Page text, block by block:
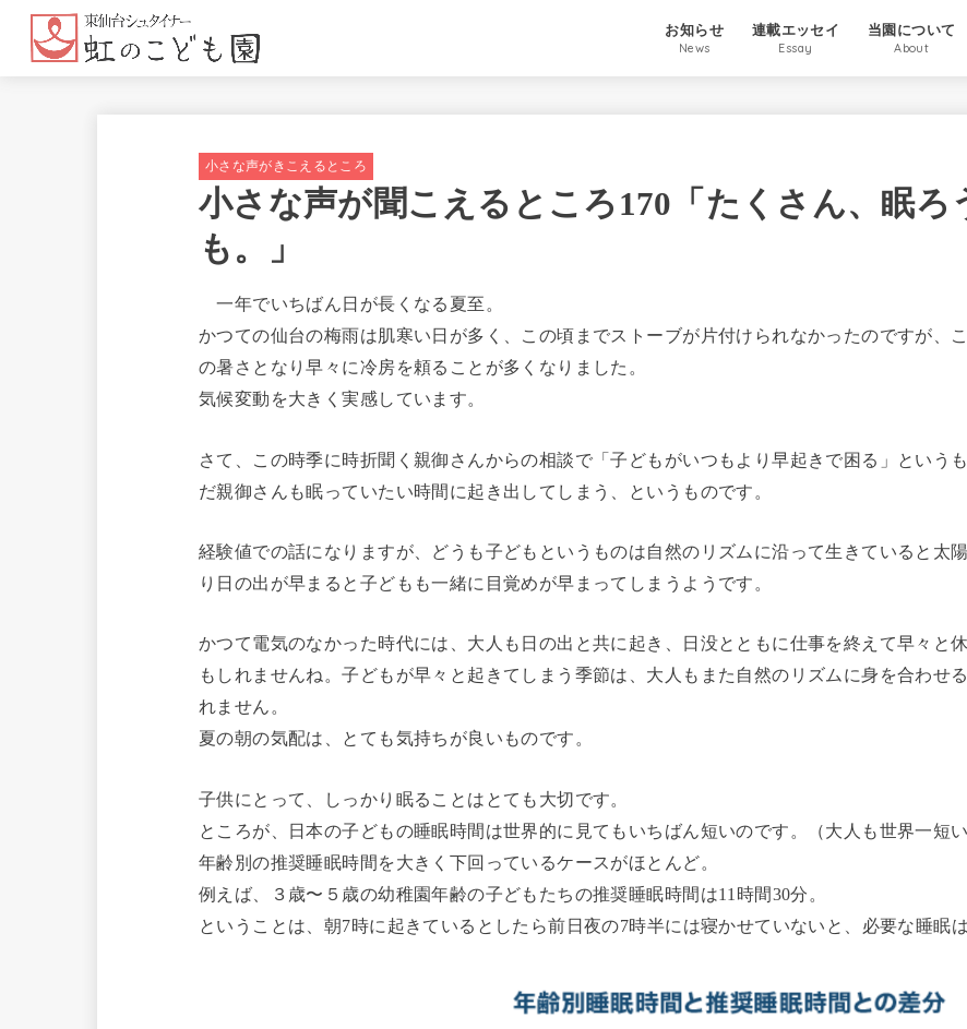
お知らせ
News
連載エッセイ
Essay
当園について
About
小さな声がきこえるところ
小さな声が聞こえるところ170「たくさん、眠ろ
も。」
一年でいちばん日が長くなる夏至。
かつての仙台の梅雨は肌寒い日が多く、この頃までストーブが片付けられなかったのですが、
の暑さとなり早々に冷房を頼ることが多くなりました。
気候変動を大きく実感しています。
さて、この時季に時折聞く親御さんからの相談で「子どもがいつもより早起きで困る」という
だ親御さんも眠っていたい時間に起き出してしまう、というものです。
経験値での話になりますが、どうも子どもというものは自然のリズムに沿って生きていると太
り日の出が早まると子どもも一緒に目覚めが早まってしまうようです。
かつて電気のなかった時代には、大人も日の出と共に起き、日没とともに仕事を終えて早々と
もしれませんね。子どもが早々と起きてしまう季節は、大人もまた自然のリズムに身を合わせ
れません。
夏の朝の気配は、とても気持ちが良いものです。
子供にとって、しっかり眠ることはとても大切です。
ところが、日本の子どもの睡眠時間は世界的に見てもいちばん短いのです。（大人も世界一短い
年齢別の推奨睡眠時間を大きく下回っているケースがほとんど。
例えば、３歳〜５歳の幼稚園年齢の子どもたちの推奨睡眠時間は11時間30分。
ということは、朝7時に起きているとしたら前日夜の7時半には寝かせていないと、必要な睡眠